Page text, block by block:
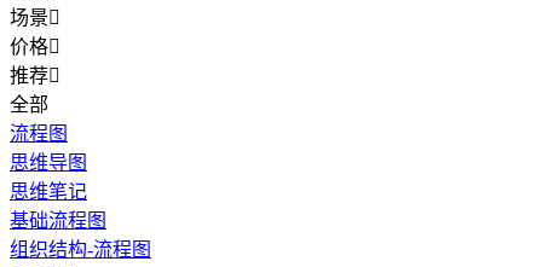
场景
价格
推荐
全部
流程图
思维导图
思维笔记
基础流程图
组织结构-流程图